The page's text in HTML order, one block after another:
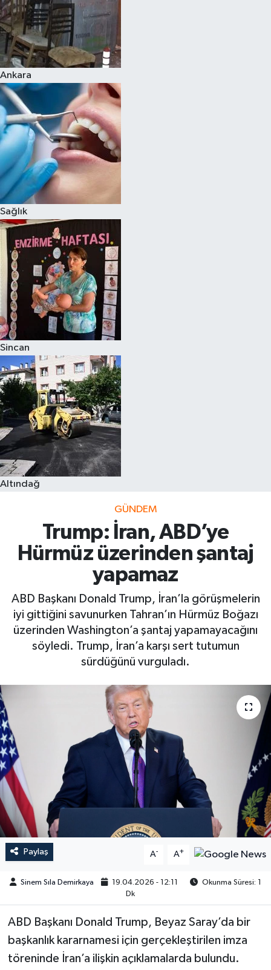
Ankara
Sağlık
Sincan
Altındağ
GÜNDEM
Trump: İran, ABD’ye
Hürmüz üzerinden şantaj
yapamaz
ABD Başkanı Donald Trump, İran’la görüşmelerin
iyi gittiğini savunurken Tahran’ın Hürmüz Boğazı
üzerinden Washington’a şantaj yapamayacağını
söyledi. Trump, İran’a karşı sert tutumun
sürdüğünü vurguladı.
Paylaş A- A+
Sinem Sıla Demirkaya 19.04.2026 - 12:11
Okunma Süresi: 1
Dk
ABD Başkanı Donald Trump, Beyaz Saray’da bir
başkanlık kararnamesi için gerçekleştirilen imza
töreninde İran’a ilişkin açıklamalarda bulundu.